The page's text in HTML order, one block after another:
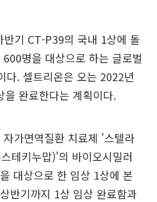
기 CT-P39의 국내 1상에 돌
명을 대상으로 하는 글로벌
다. 셀트리온은 오는 2022년
완료한다는 계획이다.
가면역질환 치료제 '스텔라
테키누맙)'의 바이오시밀러
대상으로 한 임상 1상에 본
반기까지 1상 임상 완료함과